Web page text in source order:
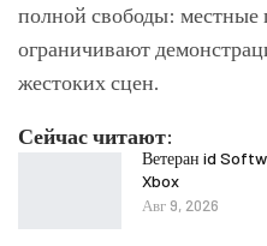
полной свободы: местные
ограничивают
жестоких сцен.
Сейчас читают:
Ветеран id
Xbox
Авг 9, 2026